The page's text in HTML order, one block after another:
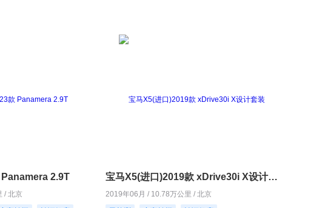
2.9T
/ 北京
宝马X5(进口)2019款 xDrive30i X设计套装
2019年06月 / 10.78万公里 / 北京